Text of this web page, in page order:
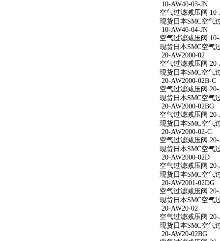
10-AW40-03-JN
空气过滤减压阀 10-
现货日本SMC空气
10-AW40-04-JN
空气过滤减压阀 10-
现货日本SMC空气
20-AW2000-02
空气过滤减压阀 20-
现货日本SMC空气
20-AW2000-02B-C
空气过滤减压阀 20-
现货日本SMC空气
20-AW2000-02BG
空气过滤减压阀 20-
现货日本SMC空气
20-AW2000-02-C
空气过滤减压阀 20-
现货日本SMC空气
20-AW2000-02D
空气过滤减压阀 20-
现货日本SMC空气
20-AW2001-02DG
空气过滤减压阀 20-
现货日本SMC空气
20-AW20-02
空气过滤减压阀 20-
现货日本SMC空气
20-AW20-02BG